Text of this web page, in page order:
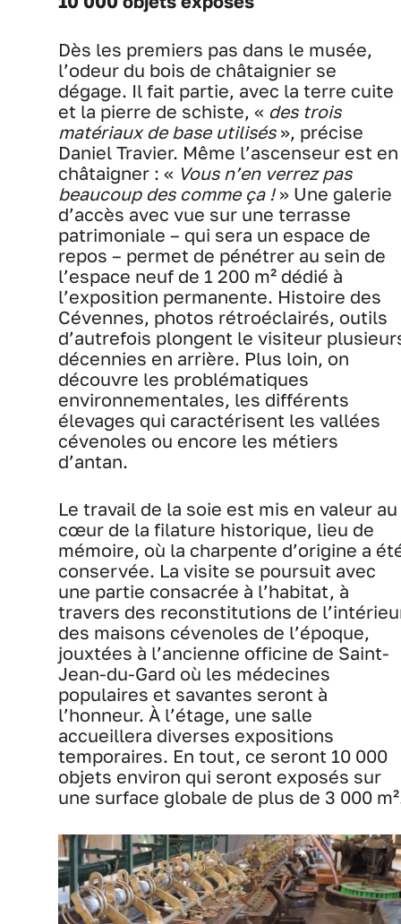
Dès les premiers pas dans le musée,
l’odeur du bois de châtaignier se
dégage. Il fait partie, avec la terre cuite
et la pierre de schiste, « des trois
matériaux de base utilisés», précise
Daniel Travier. Même l’ascenseur est en
châtaigner : « Vous n’en verrez pas
beaucoup des comme ça !» Une galerie
d’accès avec vue sur une terrasse
patrimoniale – qui sera un espace de
repos – permet de pénétrer au sein de
l’espace neuf de 1 200 m² dédié à
l’exposition permanente. Histoire des
Cévennes, photos rétroéclairés, outils
d’autrefois plongent le visiteur
décennies en arrière. Plus loin, on
découvre les problématiques
environnementales, les différents
élevages qui caractérisent les vallées
cévenoles ou encore les métiers
d’antan.
Le travail de la soie est mis en valeur au
cœur de la filature historique, lieu de
mémoire, où la charpente d’origine a
conservée. La visite se poursuit avec
une partie consacrée à l’habitat, à
travers des reconstitutions de
des maisons cévenoles de l’époque,
jouxtées à l’ancienne officine de Saint-
Jean-du-Gard où les médecines
populaires et savantes seront à
l’honneur. À l’étage, une salle
accueillera diverses expositions
temporaires. En tout, ce seront 10 000
objets environ qui seront exposés sur
une surface globale de plus de 3 000